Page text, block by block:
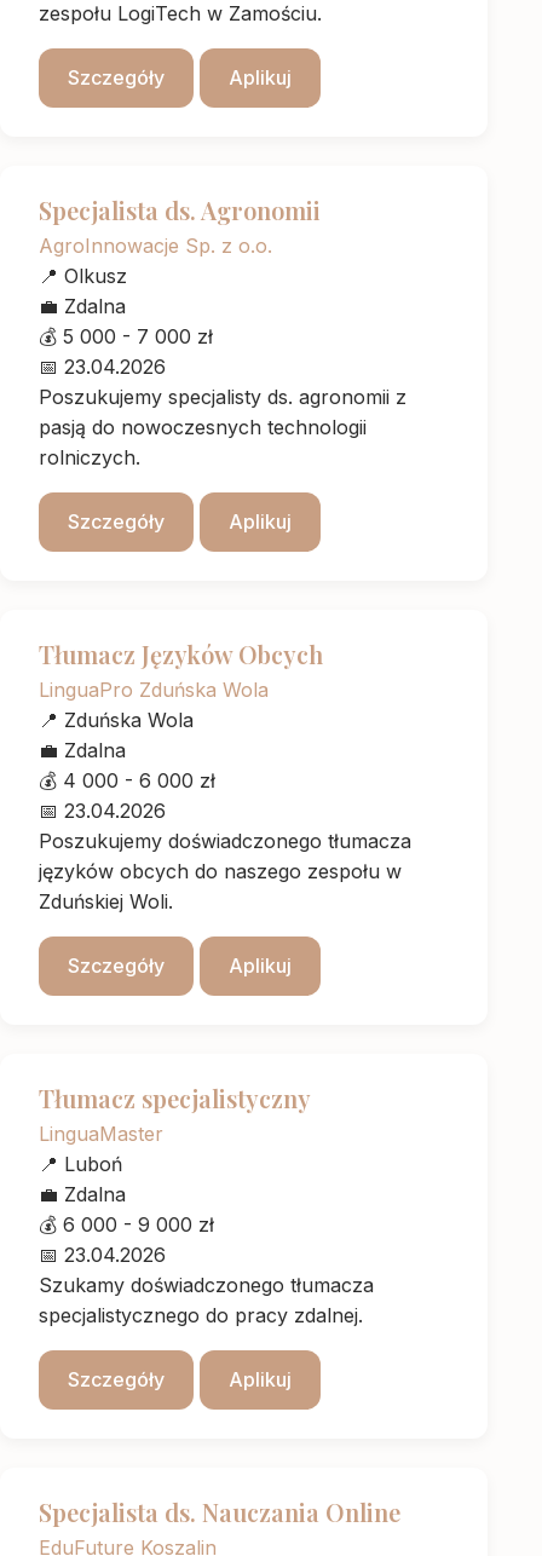
zespołu LogiTech w Zamościu.
Szczegóły Aplikuj
Specjalista ds. Agronomii
AgroInnowacje Sp. z o.o.
📍 Olkusz
💼 Zdalna
💰 5 000 - 7 000 zł
📅 23.04.2026
Poszukujemy specjalisty ds. agronomii z
pasją do nowoczesnych technologii
rolniczych.
Szczegóły Aplikuj
Tłumacz Języków Obcych
LinguaPro Zduńska Wola
📍 Zduńska Wola
💼 Zdalna
💰 4 000 - 6 000 zł
📅 23.04.2026
Poszukujemy doświadczonego tłumacza
języków obcych do naszego zespołu w
Zduńskiej Woli.
Szczegóły Aplikuj
Tłumacz specjalistyczny
LinguaMaster
📍 Luboń
💼 Zdalna
💰 6 000 - 9 000 zł
📅 23.04.2026
Szukamy doświadczonego tłumacza
specjalistycznego do pracy zdalnej.
Szczegóły Aplikuj
Specjalista ds. Nauczania Online
EduFuture Koszalin